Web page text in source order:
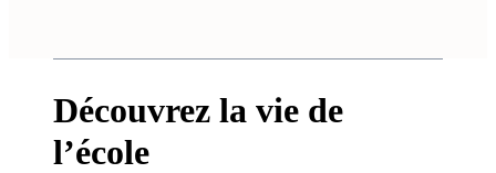
Découvrez la vie de
l’école